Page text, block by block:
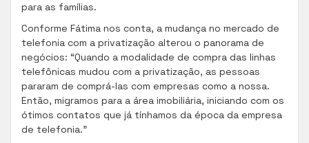
para as famílias.
Conforme Fátima nos conta, a mudança no mercado de
telefonia com a privatização alterou o panorama de
negócios: “Quando a modalidade de compra das linhas
telefônicas mudou com a privatização, as pessoas
pararam de comprá-las com empresas como a nossa.
Então, migramos para a área imobiliária, iniciando com os
ótimos contatos que já tínhamos da época da empresa
de telefonia.”